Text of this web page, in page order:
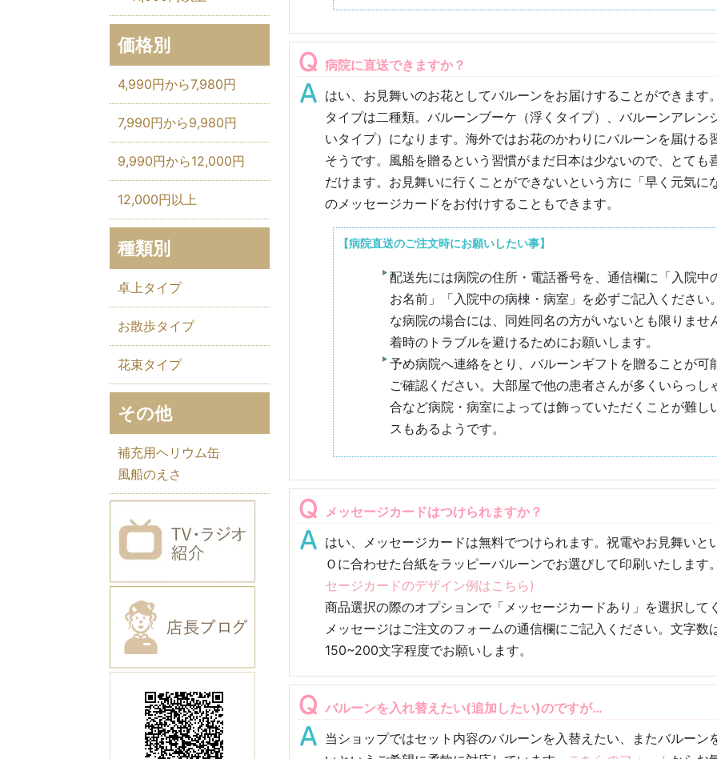
価格別
4,990円から7,980円
7,990円から9,980円
9,990円から12,000円
12,000円以上
種類別
卓上タイプ
お散歩タイプ
花束タイプ
その他
補充用ヘリウム缶
風船のえさ
病院に直送できますか？
はい、お見舞いのお花としてバルーンをお届けすることができます
タイプは二種類。バルーンブーケ（浮くタイプ）、バルーンアレン
いタイプ）になります。海外ではお花のかわりにバルーンを届ける
そうです。風船を贈るという習慣がまだ日本は少ないので、とても
だけます。お見舞いに行くことができないという方に「早く元気に
のメッセージカードをお付けすることもできます。
【病院直送のご注文時にお願いしたい事】
配送先には病院の住所・電話番号を、 通信欄に「入院中
お名前」「入院中の病棟・病室」を必ずご記入ください
な病院の場合には、同姓同名の方がいないとも限りませ
着時のトラブルを避けるためにお願いします。
予め病院へ連絡をとり、バルーンギフトを贈ることが可
ご確認ください。大部屋で他の患者さんが多くいらっし
合など病院・病室によっては飾っていただくことが難し
スもあるようです。
メッセージカードはつけられますか？
はい、メッセージカードは無料でつけられます。祝電やお見舞いと
Ｏに合わせた台紙をラッピーバルーンでお選びして印刷いたします
セージカードのデザイン例はこちら)
商品選択の際のオプションで「メッセージカードあり」を選択して
メッセージはご注文のフォームの通信欄にご記入ください。文字数
150~200文字程度でお願いします。
バルーンを入れ替えたい(追加したい)のですが…
当ショップではセット内容のバルーンを入替えたい、またバルーン